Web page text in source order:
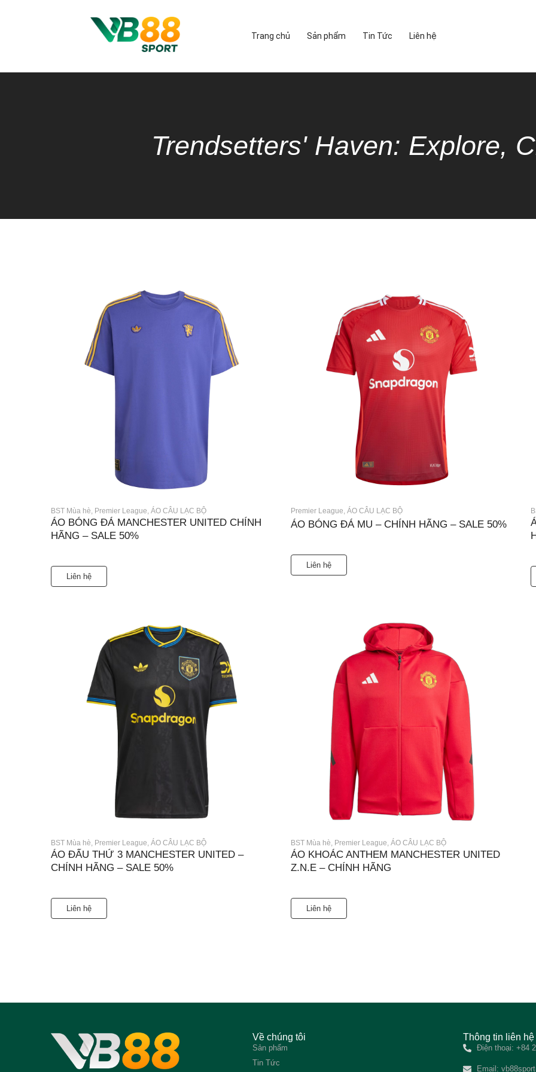
Trang chủ Sản phẩm Tin Tức Liên hệ
Trendsetters' Haven: Explore,
BST Mùa hè, Premier League, ÁO CÂU LẠC BỘ
ÁO BÓNG ĐÁ MANCHESTER UNITED CHÍNH
HÃNG – SALE 50%
Liên hệ
Premier League, ÁO CÂU LẠC BỘ
ÁO BÓNG ĐÁ MU – CHÍNH HÃNG – SALE 50%
Liên hệ
BST Mùa hè, Premier League, ÁO CÂU LẠC BỘ
ÁO ĐẤU THỨ 3 MANCHESTER UNITED –
CHÍNH HÃNG – SALE 50%
Liên hệ
BST Mùa hè, Premier League, ÁO CÂU LẠC BỘ
ÁO KHOÁC ANTHEM MANCHESTER UNITED
Z.N.E – CHÍNH HÃNG
Liên hệ
Về chúng tôi
Sản phẩm
Tin Tức
Thông tin liên hệ
Điện thoại: +84
Email: